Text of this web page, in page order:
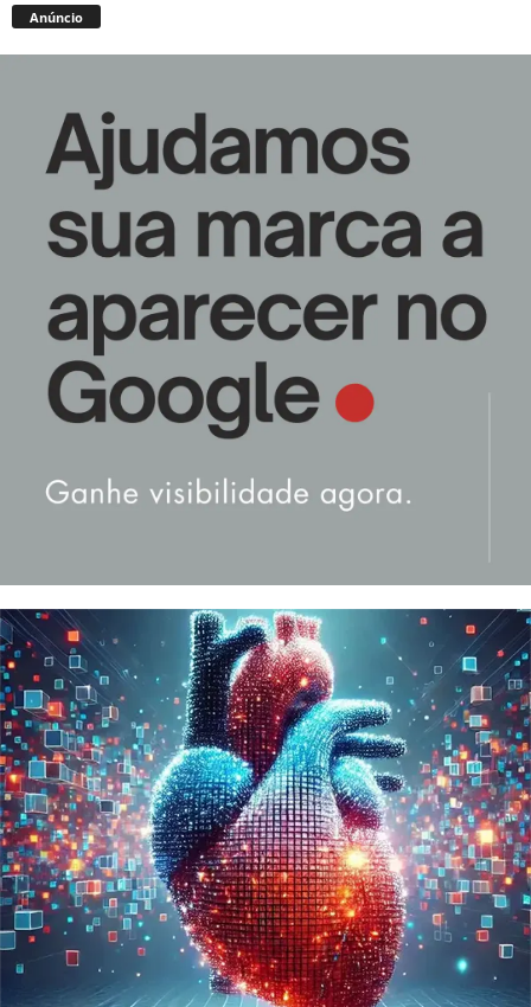
Anúncio